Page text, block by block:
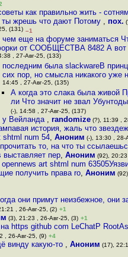
как правильно жить -
ты жрешь что дают Потому , пох.
(131) –1
чем еще на форуме заниматься
от СООБЩЕСТВА 8482 А вот
, 27-Авг-25, (133)
последним была slackwareВ
сих пор, но смысла никакого уже
14:45 , 27-Авг-25, (135)
А когда это слака была живой
ли Что значит не звал
(-), 14:58 , 27-Авг-25, (137)
у Вейланда , randomize(?), 11:39 ,
история, жаль что
shtml num 54,Аноним (-), 13:30 , 28-
то, на что ты
выставляет пер, Аноним (92),
art shtml num
получить права ro, Аноним
они примут неизбежное, они
, 26-Авг-25, (2) +1
(3), 21:23 , 26-Авг-25, (3) +1
https github com LeChatP
, 26-Авг-25, (9) +4
винду какую-то , Аноним (17),